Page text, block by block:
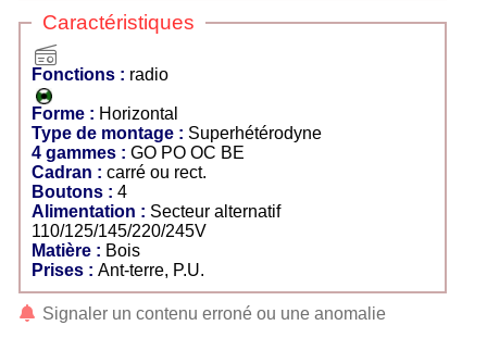
Caractéristiques
Fonctions : radio
Forme : Horizontal
Type de montage : Superhétérodyne
4 gammes :
GO PO OC BE
Cadran : carré ou rect.
Boutons : 4
Alimentation : Secteur alternatif
110/125/145/220/245V
Matière : Bois
Prises : Ant-terre, P.U.
Signaler un contenu erroné ou une anomalie